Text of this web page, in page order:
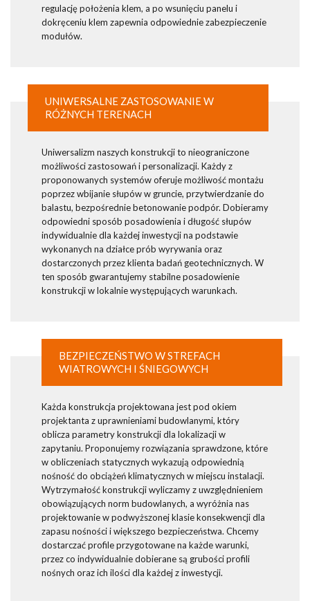
regulację położenia klem, a po wsunięciu panelu i
dokręceniu klem zapewnia odpowiednie zabezpieczenie
modułów.
UNIWERSALNE ZASTOSOWANIE W
RÓŻNYCH TERENACH
Uniwersalizm naszych konstrukcji to nieograniczone
możliwości zastosowań i personalizacji. Każdy z
proponowanych systemów oferuje możliwość montażu
poprzez wbijanie słupów w gruncie, przytwierdzanie do
balastu, bezpośrednie betonowanie podpór. Dobieramy
odpowiedni sposób posadowienia i długość słupów
indywidualnie dla każdej inwestycji na podstawie
wykonanych na działce prób wyrywania oraz
dostarczonych przez klienta badań geotechnicznych. W
ten sposób gwarantujemy stabilne posadowienie
konstrukcji w lokalnie występujących warunkach.
BEZPIECZEŃSTWO W STREFACH
WIATROWYCH I ŚNIEGOWYCH
Każda konstrukcja projektowana jest pod okiem
projektanta z uprawnieniami budowlanymi, który
oblicza parametry konstrukcji dla lokalizacji w
zapytaniu. Proponujemy rozwiązania sprawdzone, które
w obliczeniach statycznych wykazują odpowiednią
nośność do obciążeń klimatycznych w miejscu instalacji.
Wytrzymałość konstrukcji wyliczamy z uwzględnieniem
obowiązujących norm budowlanych, a wyróżnia nas
projektowanie w podwyższonej klasie konsekwencji dla
zapasu nośności i większego bezpieczeństwa. Chcemy
dostarczać profile przygotowane na każde warunki,
przez co indywidualnie dobierane są grubości profili
nośnych oraz ich ilości dla każdej z inwestycji.